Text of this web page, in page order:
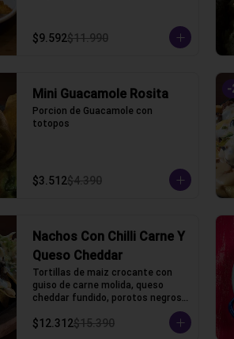
$9.592$11.990
Mini Guacamole Rosita
Porcion de Guacamole con
totopos
$3.512$4.390
-
Nachos Con Chilli Carne Y
Queso Cheddar
Tortillas de maiz crocante con
guiso de carne molida, queso
cheddar fundido, porotos negros,
gallo
$12.312$15.390